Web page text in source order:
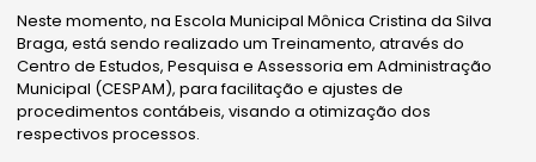
Neste momento, na Escola Municipal Mônica Cristina da Silva
Braga, está sendo realizado um Treinamento, através do
Centro de Estudos, Pesquisa e Assessoria em Administração
Municipal (CESPAM), para facilitação e ajustes de
procedimentos contábeis, visando a otimização dos
respectivos processos.